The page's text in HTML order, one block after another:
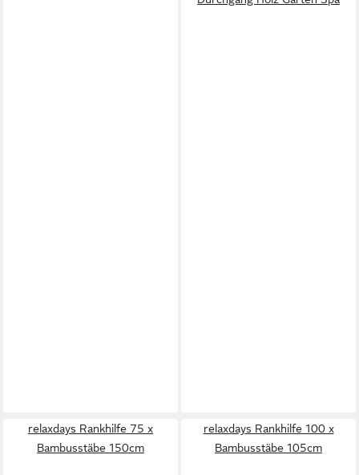
relaxdays Rankhilfe 75 x
Bambusstäbe 150cm
relaxdays Rankhilfe 100 x
Bambusstäbe 105cm